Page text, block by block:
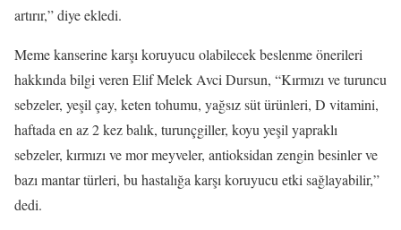
artırır,” diye ekledi.
Meme kanserine karşı koruyucu olabilecek beslenme önerileri
hakkında bilgi veren Elif Melek Avci Dursun, “Kırmızı ve turuncu
sebzeler, yeşil çay, keten tohumu, yağsız süt ürünleri, D vitamini,
haftada en az 2 kez balık, turunçgiller, koyu yeşil yapraklı
sebzeler, kırmızı ve mor meyveler, antioksidan zengin besinler ve
bazı mantar türleri, bu hastalığa karşı koruyucu etki sağlayabilir,”
dedi.